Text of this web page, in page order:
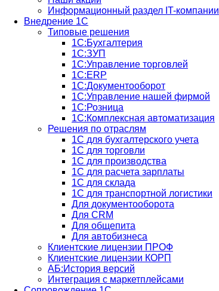
Информационный раздел IT-компании
Внедрение 1С
Типовые решения
1С:Бухгалтерия
1С:ЗУП
1С:Управление торговлей
1С:ERP
1C:Документооборот
1С:Управление нашей фирмой
1С:Розница
1С:Комплексная автоматизация
Решения по отраслям
1С для бухгалтерского учета
1С для торговли
1С для производства
1C для расчета зарплаты
1С для склада
1С для транспортной логистики
Для документооборота
Для CRM
Для общепита
Для автобизнеса
Клиентские лицензии ПРОФ
Клиентские лицензии КОРП
АБ:История версий
Интеграция с маркетплейсами